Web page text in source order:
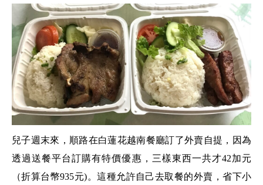
兒子週末來，順路在白蓮花越南餐廳訂了外賣自提，因為
透過送餐平台訂購有特價優惠，三樣東西一共才42加元
（折算台幣935元)。這種允許自己去取餐的外賣，省下小